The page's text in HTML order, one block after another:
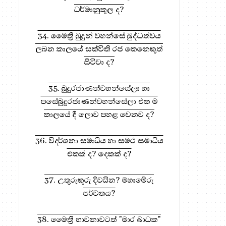
ධර්ම දානය සඳහා, මෙතැන ඔබන්න!
ධර්මානුකූල ද?
34. මෛත්‍රී බුදුන් වහන්සේ බුද්ධත්වය
ලබන කාලයේ සක්විති රජ කෙනෙකුත්
සිටිවා ද?
35. බුදුරජාණන්වහන්සේලා හා
පසේබුදුරජාණන්වහන්සේලා එක ම
කාලයේ දී ලොව පහළ වෙනව ද?
36. විදර්ශනා සමාධිය හා සමථ සමාධිය
එකක් ද? දෙකක් ද?
37. උතුරුකුරු දිවයින? මහාමේරු
පර්වතය?
38. මෛත්‍රී භාවනාවටත් "මාර බාධක"